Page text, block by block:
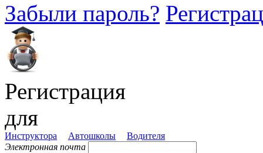
Забыли пароль?
Регистрация
для
Инструктора Автошколы
Водителя
Электронная почта